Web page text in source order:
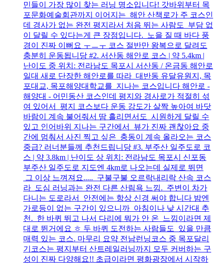
민들이 가장 많이 찾는 러닝 명소입니다! 갓바위부터 목
포문화예술회관까지 이어지는 해안 산책로가 주 코스인
데 경사가 없는 완전 평지라서 처음 뛰는 사람도 부담 없
이 달릴 수 있다는게 큰 장점입니다. 노을 질 때 바다 풍
경이 진짜 이뻐요 ㅜㅡㅜ 코스 절반만 왕복으로 달려도
충분히 운동됩니당 #2. 서산동 해안로 코스 | 약 5.4km |
난이도 중 위치: 전라남도 목포시 서산동 / 온금동 해안로
일대 새로 단장한 해안로를 따라 대반동 유달유원지, 목
포대교, 목포해양대학교를 지나는 코스입니다 해안로 -
해양대 - 어민동산 코스인데 평지와 경사로가 적절히 섞
여 있어서 평지 코스보다 운동 강도가 살짝 높아여 바닷
바람이 계속 불어줘서 땀 흘리면서도 시원하게 달릴 수
있고 인어바위 지나는 구간에서 뷰가 진짜 괜찮아요 중
간에 멈춰서 사진 찍고 싶은 충동이 계속 올라오는 코스
중급? 러너분들께 추천드립니당 #3. 부주산 일주도로 코
스 | 약 3.8km | 난이도 상 위치: 전라남도 목포시 신포동
부주산 일주도로 지도엔 4km로 나오는데 실제로 뛰면
그 이상 느껴져요..... 구불구불 오르락내리락 산속 코스
라 도심 러닝과는 완전 다른 산림욕 느낌. 주변이 차가
다니는 도로라서 안전에는 항상 신경 써야 합니다 밤엔
가로등이 없는 구간이 있으니까 아침이나 낮 시간대 추
천. 한 바퀴 뛰고 나서 다리에 뭐가 안 온 느낌이라면 제
대로 뛴거에요 ㅎ 두 바퀴 도전하는 사람들도 있을 만큼
매력 있는 코스. 마무리 요약 전남런닝코스 중 목포달리
기코스는 평지부터 산트레일러닝까지 모두 커버하는 구
성이 진짜 다양해요!! 초급이라면 평화광장에서 시작하